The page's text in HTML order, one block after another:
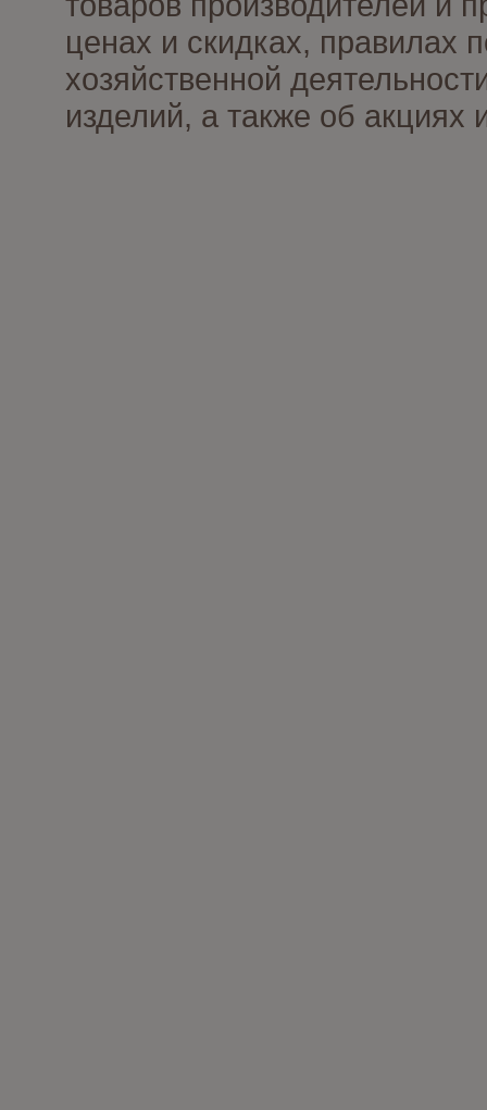
ценах и скидках, правилах
хозяйственной
изделий, а также об